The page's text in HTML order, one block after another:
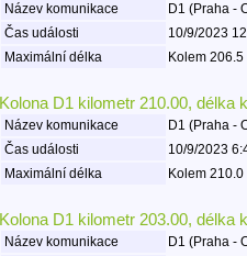
Název komunikace
D1 (Praha -
Čas události
10/9/2023
Maximální délka
Kolem
Kolona D1 kilometr 210.00, délka
Název komunikace
D1 (Praha -
Čas události
10/9/2023
Maximální délka
Kolem
Kolona D1 kilometr 203.00, délka
Název komunikace
D1 (Praha -